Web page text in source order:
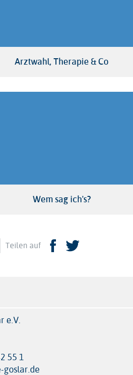
Arztwahl, Therapie & Co
Wem sag ich's?
Drucken
Teilen auf Facebook
e.V.
55 1